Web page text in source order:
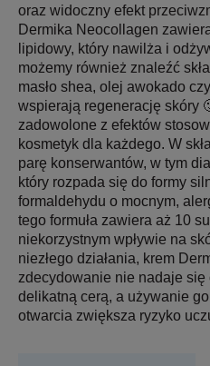
oraz widoczny efekt
Dermika Neocollagen
lipidowy, który nawilża i
możemy również znaleźć
masło shea, olej awokado
wspierają regenerację skóry
zadowolone z efektów
kosmetyk dla każdego. W
parę konserwantów, w tym
który rozpada się do formy
formaldehydu o mocnym,
tego formuła zawiera aż 10
niekorzystnym wpływie na
niezłego działania, krem
zdecydowanie nie nadaje
delikatną cerą, a używanie
otwarcia zwiększa ryzyko